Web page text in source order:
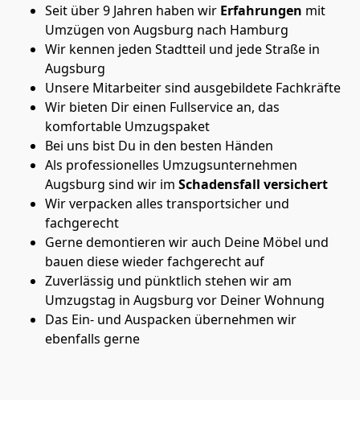
Seit über 9 Jahren haben wir Erfahrungen mit
Umzügen von Augsburg nach Hamburg
Wir kennen jeden Stadtteil und jede Straße in
Augsburg
Unsere Mitarbeiter sind ausgebildete Fachkräfte
Wir bieten Dir einen Fullservice an, das
komfortable Umzugspaket
Bei uns bist Du in den besten Händen
Als professionelles Umzugsunternehmen
Augsburg sind wir im Schadensfall versichert
Wir verpacken alles transportsicher und
fachgerecht
Gerne demontieren wir auch Deine Möbel und
bauen diese wieder fachgerecht auf
Zuverlässig und pünktlich stehen wir am
Umzugstag in Augsburg vor Deiner Wohnung
Das Ein- und Auspacken übernehmen wir
ebenfalls gerne